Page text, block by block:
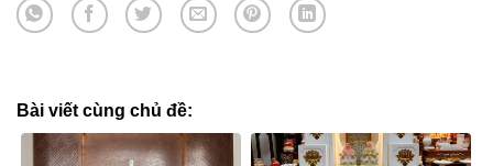
Bài viết cùng chủ đề: